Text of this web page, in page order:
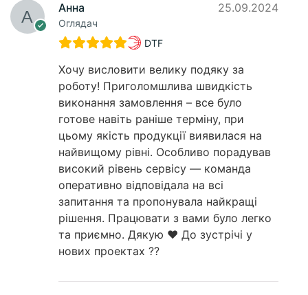
Анна
Оглядач
25.09.2024
DTF
Хочу висловити велику подяку за
роботу! Приголомшлива швидкість
виконання замовлення – все було
готове навіть раніше терміну, при
цьому якість продукції виявилася на
найвищому рівні. Особливо порадував
високий рівень сервісу — команда
оперативно відповідала на всі
запитання та пропонувала найкращі
рішення. Працювати з вами було легко
та приємно. Дякую ❤️ До зустрічі у
нових проектах ??